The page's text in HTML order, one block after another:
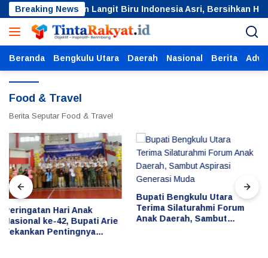
Langsung
ke
konten
Breaking News
Gelar Gerakan Langit Biru Indonesia Asri, Bersihkan Hutan
Beranda Bengkulu Utara Daerah Nasional Berita
Food & Travel
Berita Seputar Food & Travel
Bupati Bengkulu Utara
Terima Silaturahmi Forum
Anak Daerah, Sambut
Aspirasi Generasi Muda
Warga Minta Bupati
Nonaktifkan Kades Teluk
Anggung, Dugaan Berbuat